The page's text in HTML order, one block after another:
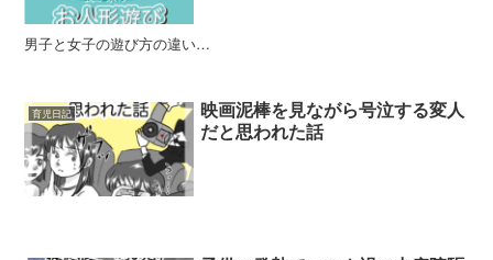
男子と女子の遊び方の違い…
育児日記
映画泥棒を見ながら号泣する変人
だと思われた話